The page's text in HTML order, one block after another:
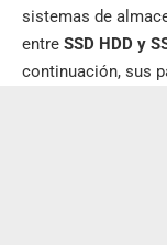
sistemas de
entre SSD HDD y
continuación, sus